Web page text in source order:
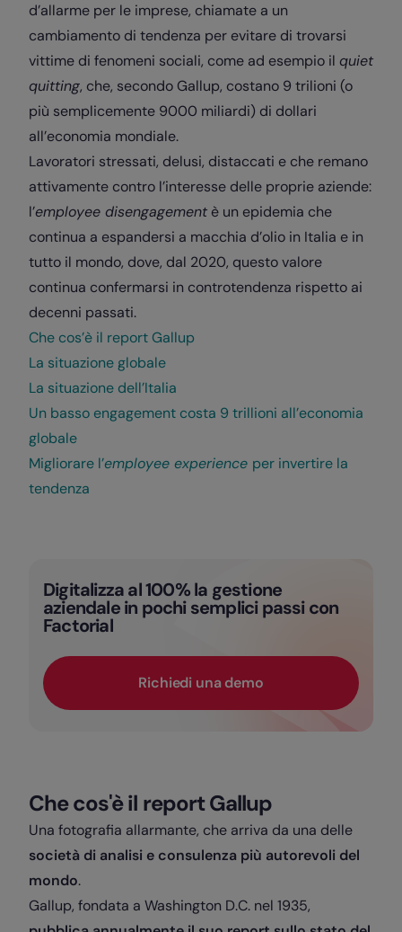
d’allarme per le imprese, chiamate a un
cambiamento di tendenza per evitare di trovarsi
vittime di fenomeni sociali, come ad esempio il quiet
quitting, che, secondo Gallup, costano 9 trilioni (o
più semplicemente 9000 miliardi) di dollari
all’economia mondiale.
Lavoratori stressati, delusi, distaccati e che remano
attivamente contro l’interesse delle proprie aziende:
l’employee disengagement è un epidemia che
continua a espandersi a macchia d’olio in Italia e in
tutto il mondo, dove, dal 2020, questo valore
continua confermarsi in controtendenza rispetto ai
decenni passati.
Che cos’è il report Gallup
La situazione globale
La situazione dell’Italia
Un basso engagement costa 9 trillioni all’economia
globale
Migliorare l’employee experience per invertire la
tendenza
Digitalizza al 100% la gestione
aziendale in pochi semplici passi con
Factorial
Richiedi una demo
Che cos'è il report Gallup
Una fotografia allarmante, che arriva da una delle
società di analisi e consulenza più autorevoli del
mondo.
Gallup, fondata a Washington D.C. nel 1935,